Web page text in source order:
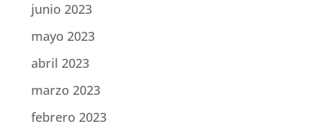
junio 2023
mayo 2023
abril 2023
marzo 2023
febrero 2023